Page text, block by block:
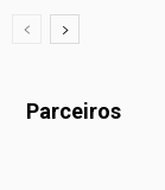
Parceiros